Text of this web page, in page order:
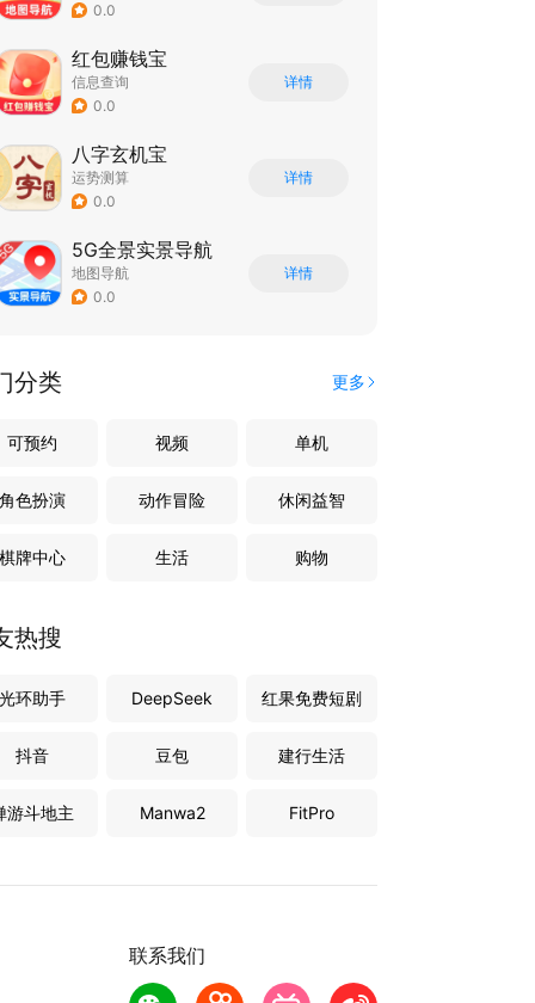
0.0
红包赚钱宝
信息查询
0.0
详情
八字玄机宝
运势测算
0.0
详情
5G全景实景导航
地图导航
0.0
详情
分类 更多
可预约 视频 单机
角色扮演 动作冒险 休闲益智
棋牌中心 生活 购物
热搜
光环助手 DeepSeek 红果免费短剧
抖音 豆包 建行生活
游斗地主 Manwa2 FitPro
联系我们